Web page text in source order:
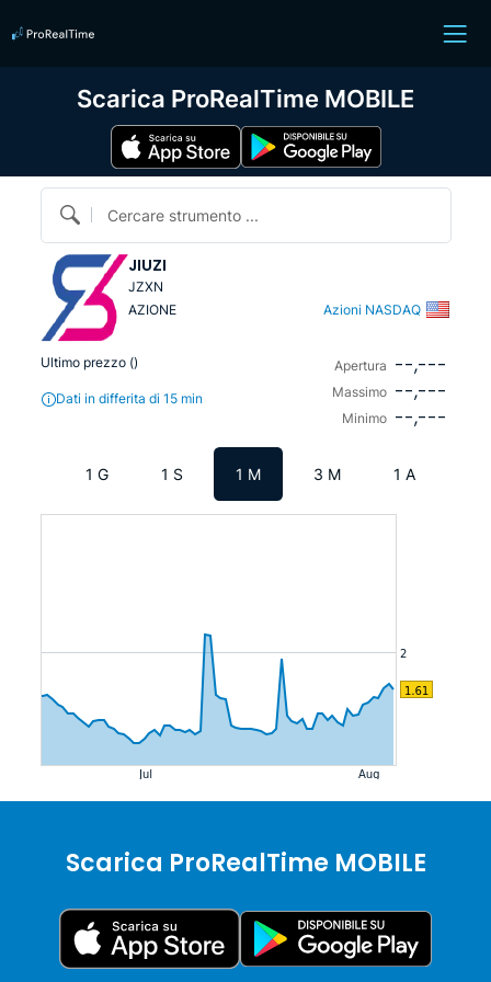
Cercare strumento ...
JIUZI
JZXN
AZIONE
Azioni NASDAQ
Ultimo prezzo ()
Dati in differita di 15 min
Apertura --,---
Massimo --,---
Minimo --,---
1 G 1 S 1 M 3 M 1 A
Scarica ProRealTime MOBILE
Scarica ProRealTime MOBILE